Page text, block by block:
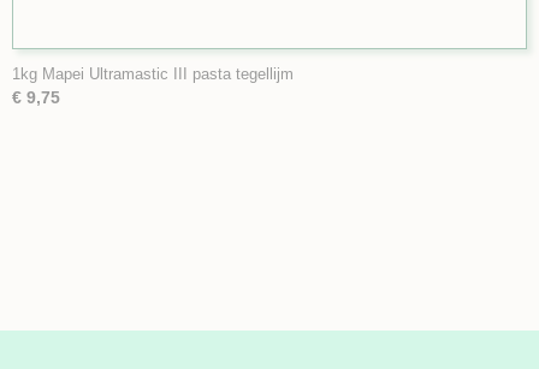
1kg Mapei Ultramastic III pasta tegellijm
€ 9,75